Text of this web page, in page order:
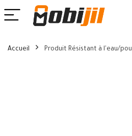
Accueil Produit Résistant à l'eau/